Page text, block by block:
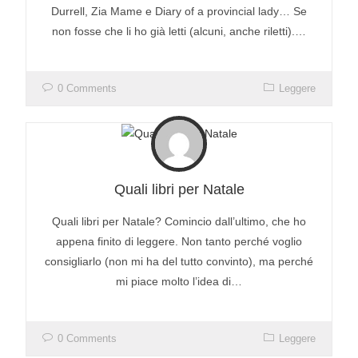
Durrell, Zia Mame e Diary of a provincial lady… Se
non fosse che li ho già letti (alcuni, anche riletti).…
0 Comments Leggere
Quali libri per Natale
Quali libri per Natale? Comincio dall’ultimo, che ho
appena finito di leggere. Non tanto perché voglio
consigliarlo (non mi ha del tutto convinto), ma perché
mi piace molto l’idea di…
0 Comments Leggere